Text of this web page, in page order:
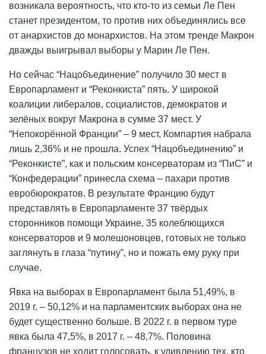
возникала вероятность, что кто-то из семьи Ле Пен
станет президентом, то против них объединялись все
от анархистов до монархистов. На этом тренде Макрон
дважды выигрывал выборы у Марин Ле Пен.
Но сейчас “Нацобъединение” получило 30 мест в
Европарламент и “Реконкиста” пять. У широкой
коалиции либералов, социалистов, демократов и
зелёных вокруг Макрона в сумме 37 мест. У
“Непокорённой Франции” – 9 мест, Компартия набрала
лишь 2,36% и не прошла. Успех “Нацобъединению” и
“Реконкисте”, как и польским консерваторам из “ПиС” и
“Конфедерации” принесла схема – пахари против
евробюрократов. В результате Францию будут
представлять в Европарламенте 37 твёрдых
сторонников помощи Украине, 35 колеблющихся
консерваторов и 9 молешоновцев, готовых не только
заглянуть в глаза “путину”, но и пожать ему руку при
случае.
Явка на выборах в Европарламент была 51,49%, в
2019 г. – 50,12% и на парламентских выборах она не
будет существенно больше. В 2022 г. в первом туре
явка была 47,5%, в 2017 г. – 48,7%. Половина
французов не ходит голосовать, к удивлению тех, кто